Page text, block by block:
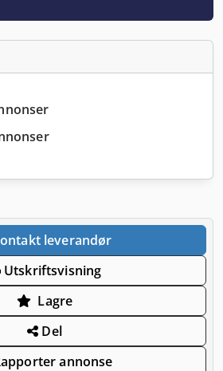
leverandør
Utskriftsvisning
Lagre
Del
annonse